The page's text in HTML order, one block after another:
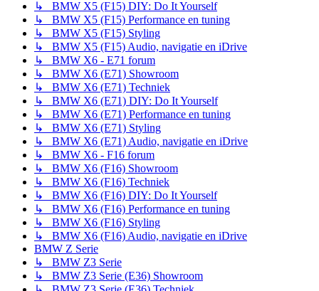
↳ BMW X5 (F15) DIY: Do It Yourself
↳ BMW X5 (F15) Performance en tuning
↳ BMW X5 (F15) Styling
↳ BMW X5 (F15) Audio, navigatie en iDrive
↳ BMW X6 - E71 forum
↳ BMW X6 (E71) Showroom
↳ BMW X6 (E71) Techniek
↳ BMW X6 (E71) DIY: Do It Yourself
↳ BMW X6 (E71) Performance en tuning
↳ BMW X6 (E71) Styling
↳ BMW X6 (E71) Audio, navigatie en iDrive
↳ BMW X6 - F16 forum
↳ BMW X6 (F16) Showroom
↳ BMW X6 (F16) Techniek
↳ BMW X6 (F16) DIY: Do It Yourself
↳ BMW X6 (F16) Performance en tuning
↳ BMW X6 (F16) Styling
↳ BMW X6 (F16) Audio, navigatie en iDrive
BMW Z Serie
↳ BMW Z3 Serie
↳ BMW Z3 Serie (E36) Showroom